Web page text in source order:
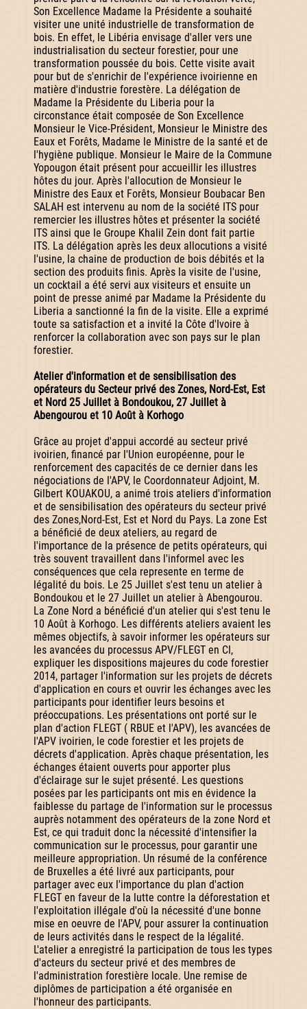
Son Excellence Madame la Présidente a souhaité
visiter une unité industrielle de transformation de
bois. En effet, le Libéria envisage d'aller vers une
industrialisation du secteur forestier, pour une
transformation poussée du bois. Cette visite avait
pour but de s'enrichir de l'expérience ivoirienne en
matière d'industrie forestère. La délégation de
Madame la Présidente du Liberia pour la
circonstance était composée de Son Excellence
Monsieur le Vice-Président, Monsieur le Ministre des
Eaux et Forêts, Madame le Ministre de la santé et de
l'hygiène publique. Monsieur le Maire de la Commune
Yopougon était présent pour accueillir les illustres
hôtes du jour. Après l'allocution de Monsieur le
Ministre des Eaux et Forêts, Monsieur Boubacar Ben
SALAH est intervenu au nom de la société ITS pour
remercier les illustres hôtes et présenter la société
ITS ainsi que le Groupe Khalil Zein dont fait partie
ITS. La délégation après les deux allocutions a visité
l'usine, la chaine de production de bois débités et la
section des produits finis. Après la visite de l'usine,
un cocktail a été servi aux visiteurs et ensuite un
point de presse animé par Madame la Présidente du
Liberia a sanctionné la fin de la visite. Elle a exprimé
toute sa satisfaction et a invité la Côte d'Ivoire à
renforcer la collaboration avec son pays sur le plan
forestier.
Atelier d'information et de sensibilisation des
opérateurs du Secteur privé des Zones, Nord-Est, Est
et Nord 25 Juillet à Bondoukou, 27 Juillet à
Abengourou et 10 Août à Korhogo
Grâce au projet d'appui accordé au secteur privé
ivoirien, financé par l'Union européenne, pour le
renforcement des capacités de ce dernier dans les
négociations de l'APV, le Coordonnateur Adjoint, M.
Gilbert KOUAKOU, a animé trois ateliers d'information
et de sensibilisation des opérateurs du secteur privé
des Zones,Nord-Est, Est et Nord du Pays. La zone Est
a bénéficié de deux ateliers, au regard de
l'importance de la présence de petits opérateurs, qui
très souvent travaillent dans l'informel avec les
conséquences que cela represente en terme de
légalité du bois. Le 25 Juillet s'est tenu un atelier à
Bondoukou et le 27 Juillet un atelier à Abengourou.
La Zone Nord a bénéficié d'un atelier qui s'est tenu le
10 Août à Korhogo. Les différents ateliers avaient les
mêmes objectifs, à savoir informer les opérateurs sur
les avancées du processus APV/FLEGT en CI,
expliquer les dispositions majeures du code forestier
2014, partager l'information sur les projets de décrets
d'application en cours et ouvrir les échanges avec les
participants pour identifier leurs besoins et
préoccupations. Les présentations ont porté sur le
plan d'action FLEGT ( RBUE et l'APV), les avancées de
l'APV ivoirien, le code forestier et les projets de
décrets d'application. Après chaque présentation, les
échanges étaient ouverts pour apporter plus
d'éclairage sur le sujet présenté. Les questions
posées par les participants ont mis en évidence la
faiblesse du partage de l'information sur le processus
auprès notamment des opérateurs de la zone Nord et
Est, ce qui traduit donc la nécessité d'intensifier la
communication sur le processus, pour garantir une
meilleure appropriation. Un résumé de la conférence
de Bruxelles a été livré aux participants, pour
partager avec eux l'importance du plan d'action
FLEGT en faveur de la lutte contre la déforestation et
l'exploitation illégale d'où la nécessité d'une bonne
mise en oeuvre de l'APV, pour assurer la continuation
de leurs activités dans le respect de la légalité.
L'atelier a enregistré la participation de tous les types
d'acteurs du secteur privé et des membres de
l'administration forestière locale. Une remise de
diplômes de participation a été organisée en
l'honneur des participants.